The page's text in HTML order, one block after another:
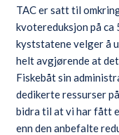
TAC er satt til
kvotereduksjon på ca
kyststatene velger å
helt avgjørende at
Fiskebåt sin
dedikerte ressurser
bidra til at vi har fått
enn den anbefalte